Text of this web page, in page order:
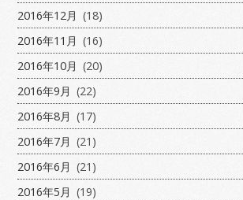
2016年12月 (18)
2016年11月 (16)
2016年10月 (20)
2016年9月 (22)
2016年8月 (17)
2016年7月 (21)
2016年6月 (21)
2016年5月 (19)